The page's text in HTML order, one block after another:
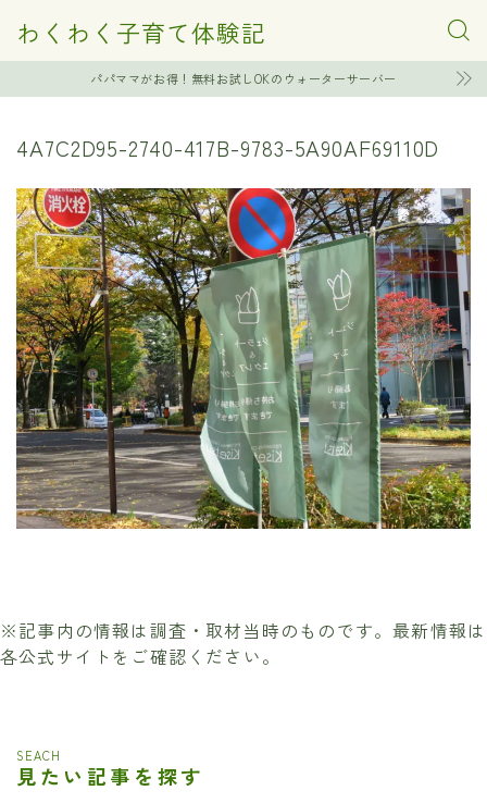
わくわく子育て体験記
パパママがお得！無料お試しOKのウォーターサーバー
4A7C2D95-2740-417B-9783-5A90AF69110D
※記事内の情報は調査・取材当時のものです。最新情報は
各公式サイトをご確認ください。
SEACH
見たい記事を探す